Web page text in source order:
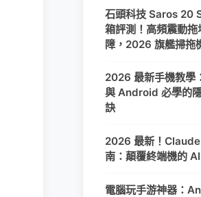
石頭科技 Saros 20
箱評測！高頻震動
障，2026 旗艦掃拖
2026 最新手機教學
與 Android 必學的
訣
2026 最新！
南：顛覆終端機的
電腦玩手游神器：